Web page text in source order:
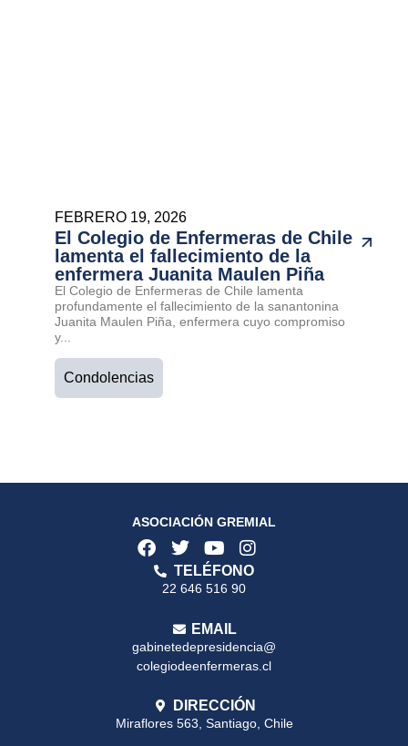
FEBRERO 19, 2026
El Colegio de Enfermeras de Chile
lamenta el fallecimiento de la
enfermera Juanita Maulen Piña
El Colegio de Enfermeras de Chile lamenta
profundamente el fallecimiento de la sanantonina
Juanita Maulen Piña, enfermera cuyo compromiso
y...
Condolencias
ASOCIACIÓN GREMIAL
TELÉFONO
22 646 516 90
EMAIL
gabinetedepresidencia@
colegiodeenfermeras.cl
DIRECCIÓN
Miraflores 563, Santiago, Chile